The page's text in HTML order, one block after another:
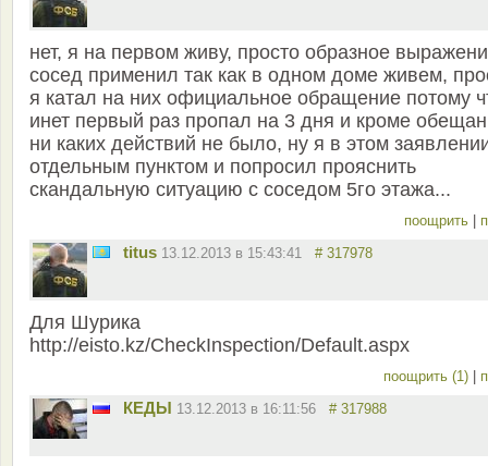
нет, я на первом живу, просто образное
сосед применил так как в одном доме живем,
я катал на них официальное обращение потому
инет первый раз пропал на 3 дня и кроме
ни каких действий не было, ну я в этом
отдельным пунктом и попросил прояснить
скандальную ситуацию с соседом 5го этажа...
поощрить
titus 13.12.2013 в 15:43:41 # 317978
Для Шурика
http://eisto.kz/CheckInspection/Default.aspx
поощрить (1)
КЕДЫ 13.12.2013 в 16:11:56 # 317988